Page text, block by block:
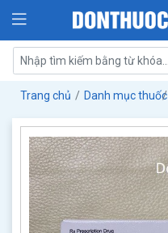
Trang chủ Danh mục thuốc